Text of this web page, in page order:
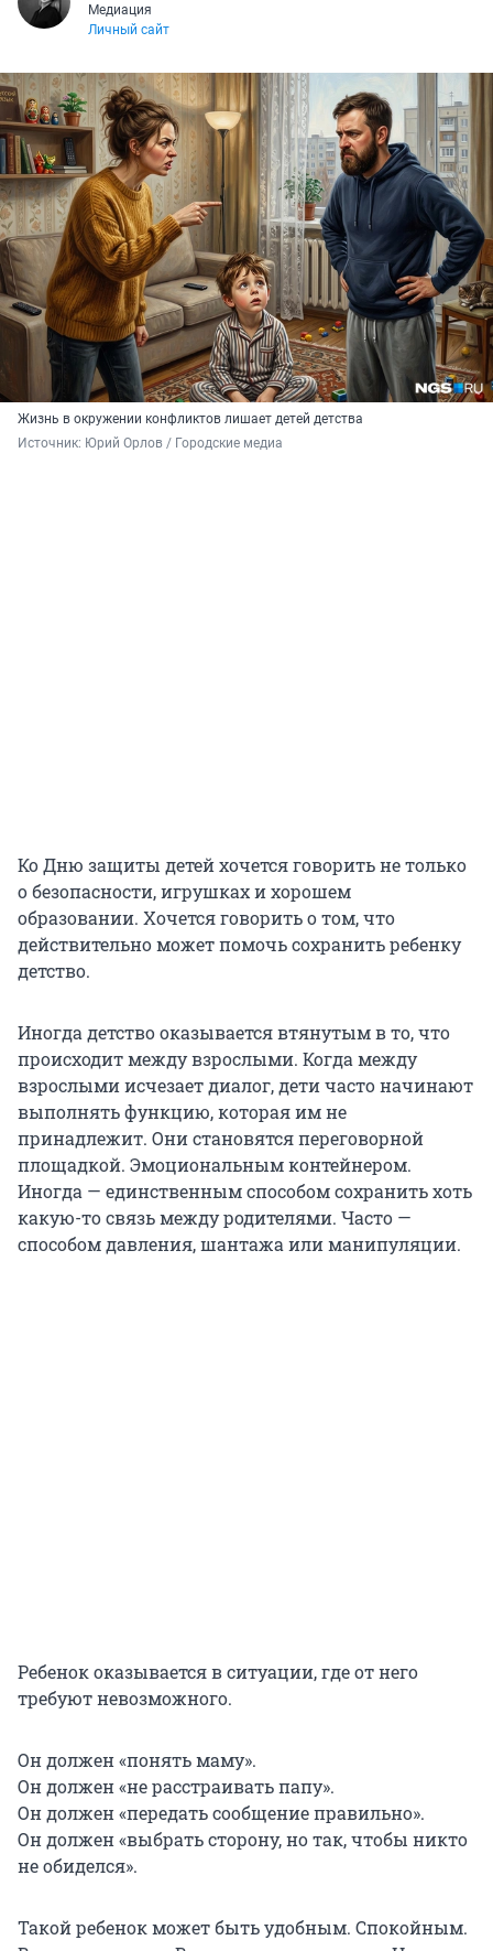
Медиация
Личный сайт
Жизнь в окружении конфликтов лишает детей детства
Источник: Юрий Орлов / Городские медиа
Ко Дню защиты детей хочется говорить не только
о безопасности, игрушках и хорошем
образовании. Хочется говорить о том, что
действительно может помочь сохранить ребенку
детство.
Иногда детство оказывается втянутым в то, что
происходит между взрослыми. Когда между
взрослыми исчезает диалог, дети часто начинают
выполнять функцию, которая им не
принадлежит. Они становятся переговорной
площадкой. Эмоциональным контейнером.
Иногда — единственным способом сохранить хоть
какую-то связь между родителями. Часто —
способом давления, шантажа или манипуляции.
Ребенок оказывается в ситуации, где от него
требуют невозможного.
Он должен «понять маму».
Он должен «не расстраивать папу».
Он должен «передать сообщение правильно».
Он должен «выбрать сторону, но так, чтобы никто
не обиделся».
Такой ребенок может быть удобным. Спокойным.